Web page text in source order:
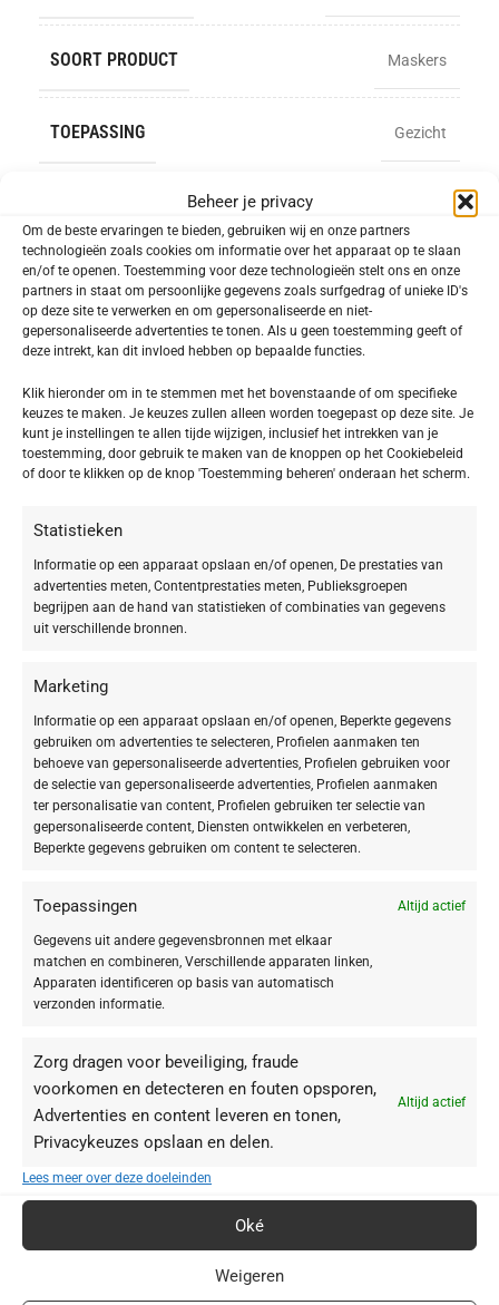
Beheer je privacy
Om de beste ervaringen te bieden, gebruiken wij en onze partners
technologieën zoals cookies om informatie over het apparaat op te slaan
en/of te openen. Toestemming voor deze technologieën stelt ons en onze
partners in staat om persoonlijke gegevens zoals surfgedrag of unieke ID's
op deze site te verwerken en om gepersonaliseerde en niet-
gepersonaliseerde advertenties te tonen. Als u geen toestemming geeft of
deze intrekt, kan dit invloed hebben op bepaalde functies.
Klik hieronder om in te stemmen met het bovenstaande of om specifieke
keuzes te maken. Je keuzes zullen alleen worden toegepast op deze site. Je
kunt je instellingen te allen tijde wijzigen, inclusief het intrekken van je
toestemming, door gebruik te maken van de knoppen op het Cookiebeleid
of door te klikken op de knop 'Toestemming beheren' onderaan het scherm.
Statistieken
Informatie op een apparaat opslaan en/of openen, De prestaties van
advertenties meten, Contentprestaties meten, Publieksgroepen
begrijpen aan de hand van statistieken of combinaties van gegevens
uit verschillende bronnen.
Marketing
Informatie op een apparaat opslaan en/of openen, Beperkte gegevens
gebruiken om advertenties te selecteren, Profielen aanmaken ten
behoeve van gepersonaliseerde advertenties, Profielen gebruiken voor
de selectie van gepersonaliseerde advertenties, Profielen aanmaken
ter personalisatie van content, Profielen gebruiken ter selectie van
gepersonaliseerde content, Diensten ontwikkelen en verbeteren,
Beperkte gegevens gebruiken om content te selecteren.
Toepassingen Altijd actief
Gegevens uit andere gegevensbronnen met elkaar
matchen en combineren, Verschillende apparaten linken,
Apparaten identificeren op basis van automatisch
verzonden informatie.
Zorg dragen voor beveiliging, fraude
voorkomen en detecteren en fouten opsporen,
Advertenties en content leveren en tonen,
Privacykeuzes opslaan en delen.
Altijd actief
Lees meer over deze doeleinden
Oké
Weigeren
SOORT PRODUCT Maskers
TOEPASSING Gezicht
INFORMATIE
Toevoegen aan verlanglijst
SKU:403426
Categorie:Doctor BABOR PRO
Delen:
Beschrijving
Dit multieffectieve en rijke crème-masker is
speciaal ontwikkeld ter ondersteuning van de
huid. Het helptroodheid te verminderen
in eengladde, evenwichtige, stralende en zichtbaar
strakkere teint.
Rijke oliën herstellen de vochtbalans, verminderen het uiterlijk van
rimpels en revitaliseren je huid.
De kracht van dit masker ligt in het geconcentreerde24 % CAROTINOID
oestrogenen combineert om de huidbarrière te herstellen en de vitaliteit
LONGEVITY MONK FERMENT & ISOFLAVONEN: Het Monk Ferment
egaliseert zichtbaar de rijpe huid en zorgt voor een strakker en
meer gebalanceerde en strakkere huid.
BÈTA-CAROTEEN & LUTEÏNE-CAROTENOÏDEN:Krachtige antioxidanten
die beschermen tegen negatieve omgevingsinvloeden, zoals blauw licht.
Deze carotenoïden ondersteunen de uitstraling en de natuurlijke
barrièrefunctie van je huid.
Deze barrière-herstellende lipiden
herstellen de vochtbalans van je huid, ondersteunen de natuurlijke
lipidenbarrière en voeden de rijpe huid intensief om het verschijnen van